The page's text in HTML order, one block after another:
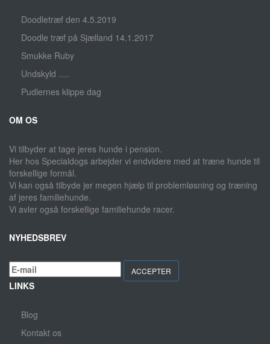
Doodletræf den 4.5.2019
Doodle træf på Sjælland 14.1.2017
Smukke Ruby
Undskyld ….
Pudlernes klippe dag
OM OS
Vi tilbyder at tage jeres hunde i pension.
Her hos Specialdogs arbejder vi endvidere med at træne hunde til
forskellige formål.
Vi kan også tilbyde jer megen hjælp til problemløsning og træning
af jeres familiehunde.
Vi avler også forskellige familiehunde racer.
NYHEDSBREV
ACCEPTER
LINKS
Blog
Kontakt os